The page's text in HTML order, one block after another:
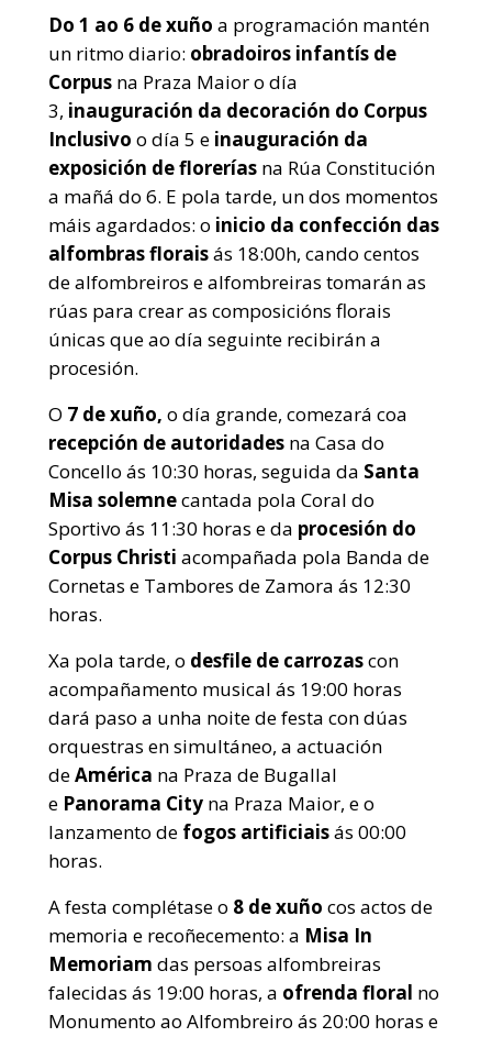
Do 1 ao 6 de xuño a programación mantén
un ritmo diario: obradoiros infantís de
Corpus na Praza Maior o día
3, inauguración da decoración do Corpus
Inclusivo o día 5 e inauguración da
exposición de florerías na Rúa Constitución
a mañá do 6. E pola tarde, un dos momentos
máis agardados: o inicio da confección das
alfombras floraisás 18:00h, cando centos
de alfombreiros e alfombreiras tomarán as
rúas para crear as composicións florais
únicas que ao día seguinte recibirán a
procesión.
O 7 de xuño, o día grande, comezará coa
recepción de autoridades na Casa do
Concello ás 10:30 horas, seguida da Santa
Misa solemnecantada pola Coral do
Sportivo ás 11:30 horas e da procesión do
Corpus Christi acompañada pola Banda de
Cornetas e Tambores de Zamora ás 12:30
horas.
Xa pola tarde, o desfile de carrozascon
acompañamento musical ás 19:00 horas
dará paso a unha noite de festa con dúas
orquestras en simultáneo, a actuación
deAmérica na Praza de Bugallal
e Panorama City na Praza Maior, e o
lanzamento de fogos artificiaisás 00:00
horas.
A festa complétase o 8 de xuño cos actos de
memoria e recoñecemento: a Misa In
Memoriam das persoas alfombreiras
falecidas ás 19:00 horas, a ofrenda floral no
Monumento ao Alfombreiro ás 20:00 horas e